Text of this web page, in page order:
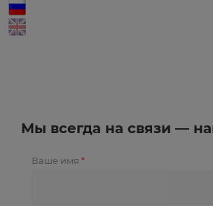
Мы всегда на связи —
Ваше имя*